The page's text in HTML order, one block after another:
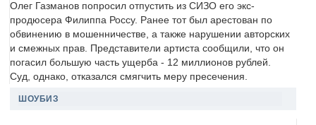
Олег Газманов попросил отпустить из СИЗО его экс-
продюсера Филиппа Россу. Ранее тот был арестован по
обвинению в мошенничестве, а также нарушении авторских
и смежных прав. Представители артиста сообщили, что он
погасил большую часть ущерба - 12 миллионов рублей.
Суд, однако, отказался смягчить меру пресечения.
ШОУБИЗ